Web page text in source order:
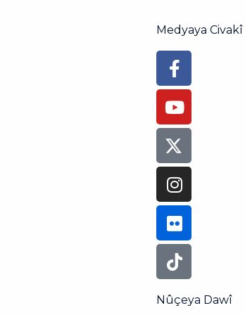
Medyaya Civakî
f
Youtube
Flickr
Tiktok
Nûçeya Dawî